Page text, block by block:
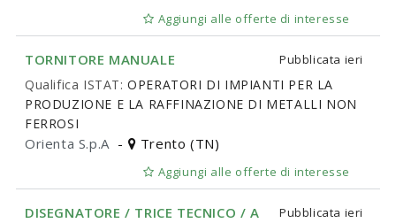
Aggiungi alle offerte di interesse
TORNITORE MANUALE Pubblicata ieri
Qualifica ISTAT: OPERATORI DI IMPIANTI PER LA
PRODUZIONE E LA RAFFINAZIONE DI METALLI NON
FERROSI
Orienta S.p.A - Trento (TN)
Aggiungi alle offerte di interesse
DISEGNATORE / TRICE TECNICO / A Pubblicata ieri